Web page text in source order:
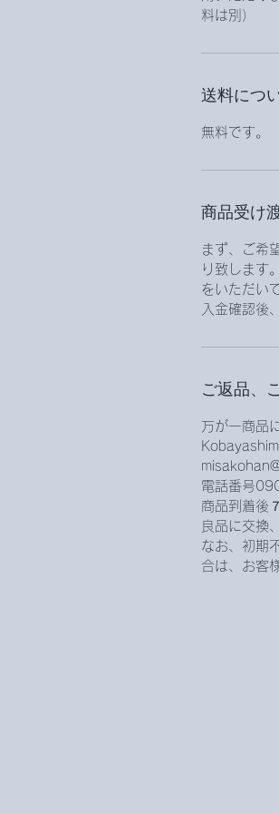
料は別）
送料につ
無料です。
商品受け
まず、ご希
り致します
をいただい
入金確認後
ご返品、
万が一商品
電話番号
商品到着後
良品に交換
なお、初期
合は、お客